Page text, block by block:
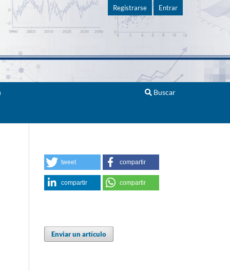
Buscar
Registrarse Entrar
tweet compartir
compartir compartir
Enviar un artículo